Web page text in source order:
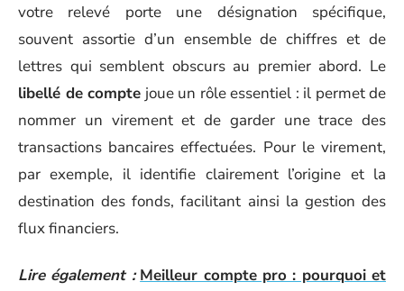
votre relevé porte une désignation spécifique,
souvent assortie d’un ensemble de chiffres et de
lettres qui semblent obscurs au premier abord. Le
libellé de compte joue un rôle essentiel : il permet de
nommer un virement et de garder une trace des
transactions bancaires effectuées. Pour le virement,
par exemple, il identifie clairement l’origine et la
destination des fonds, facilitant ainsi la gestion des
flux financiers.
Lire également : Meilleur compte pro : pourquoi et